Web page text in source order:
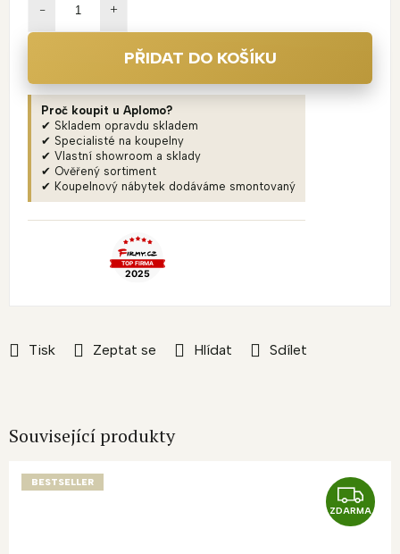
Tisk Zeptat se Hlídat Sdílet
PŘIDAT DO KOŠÍKU
Proč koupit u Aplomo?
✔ Skladem opravdu skladem
✔ Specialisté na koupelny
✔ Vlastní showroom a sklady
✔ Ověřený sortiment
✔ Koupelnový nábytek dodáváme smontovaný
Související produkty
BESTSELLER
Z
D
ZDARMA